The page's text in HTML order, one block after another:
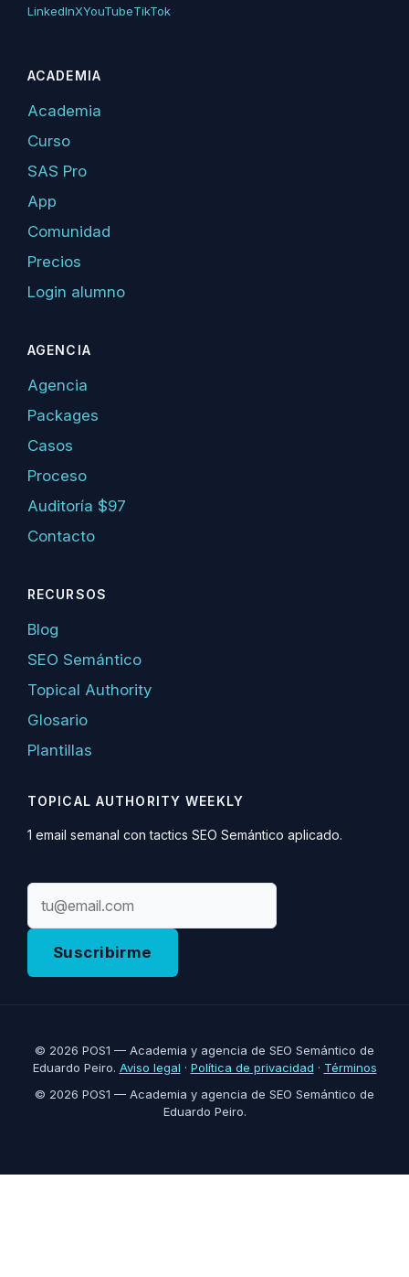
LinkedInXYouTubeTikTok
ACADEMIA
Academia
Curso
SAS Pro
App
Comunidad
Precios
Login alumno
AGENCIA
Agencia
Packages
Casos
Proceso
Auditoría $97
Contacto
RECURSOS
Blog
SEO Semántico
Topical Authority
Glosario
Plantillas
TOPICAL AUTHORITY WEEKLY
1 email semanal con tactics SEO Semántico aplicado.
Suscribirme
© 2026 POS1 — Academia y agencia de SEO Semántico de
Eduardo Peiro. Aviso legal · Política de privacidad · Términos
© 2026 POS1 — Academia y agencia de SEO Semántico de
Eduardo Peiro.